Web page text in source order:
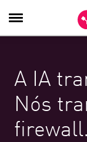
Alternar
A IA
Nós
firewall.